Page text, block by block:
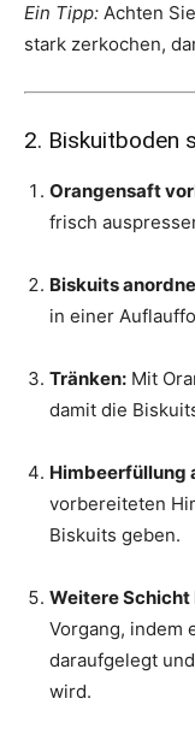
Ein Tipp: Achten
stark zerkochen,
2. Biskuitboden
Orangensaft
frisch
Biskuits
in einer
Tränken: Mit
damit die
Himbeerfüllung
vorbereiteten
Biskuits geben.
Weitere Schicht
Vorgang, indem
daraufgelegt
wird.